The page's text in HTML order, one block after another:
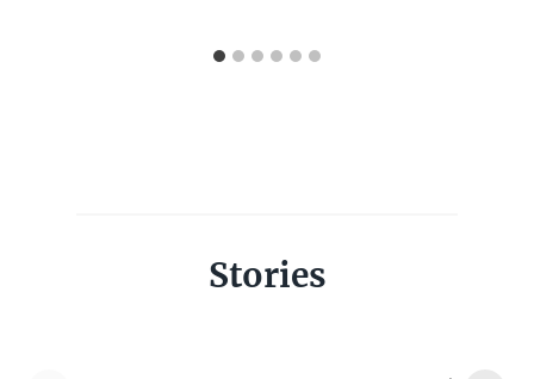
Stories